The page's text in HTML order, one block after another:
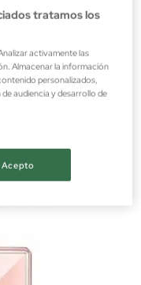
LA VIE EST BELLE SOLEIL CRISTAL EAU DE PARFUM
tratamos los
activamente las
Almacenar la información
personalizados,
audiencia y desarrollo de
Acepto